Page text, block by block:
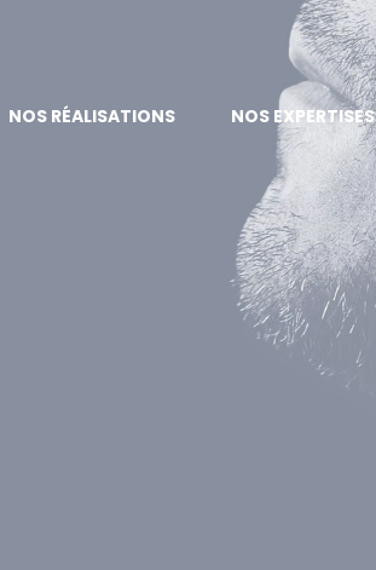
NOS RÉALISATIONS NOS EXPERTISES